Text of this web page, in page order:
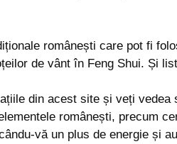
românești care pot fi
de vânt în Feng Shui. Și
din acest site și veți
românești, precum
vă un plus de energie și